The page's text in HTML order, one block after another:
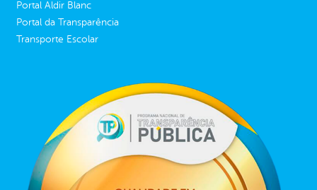
Portal Aldir Blanc
Portal da Transparência
Transporte Escolar